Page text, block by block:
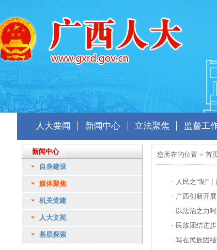
人大要闻 新闻中心 立法聚焦 监督工
新闻中心
自身建设
媒体聚焦
机关党建
人大文苑
基层探索
您所在的位置 > 首
· 人民之“制”
· 广西创新开
· 以法治之力
· 民族团结进
· 写在民族团